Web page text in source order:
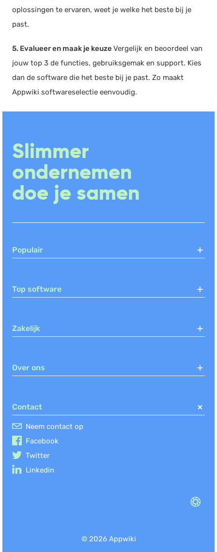
oplossingen te ervaren, weet je welke het beste bij je
past.
5. Evalueer en maak je keuze Vergelijk en beoordeel van
jouw top 3 de functies, gebruiksgemak en support. Kies
dan de software die het beste bij je past. Zo maakt
Appwiki softwareselectie eenvoudig.
Slimmer
ondernemen
doe je samen
Populair
Top software
Zakelijk
Over ons
Contact
Neem contact op
Facebook
Twitter
Linkedin
© 2026 Appwiki